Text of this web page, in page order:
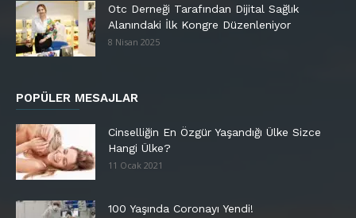
Otc Derneği Tarafından Dijital Sağlık
Alanındaki İlk Kongre Düzenleniyor
8 Nisan 2025
POPÜLER MESAJLAR
Cinselliğin En Özgür Yaşandığı Ülke Sizce
Hangi Ülke?
11 Ocak 2021
100 Yaşında Coronayı Yendi!